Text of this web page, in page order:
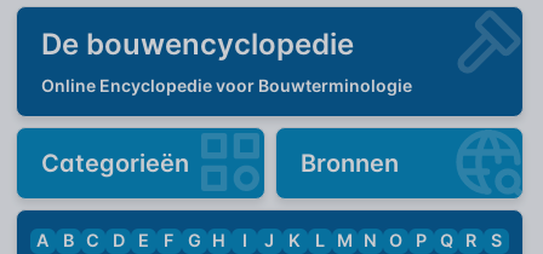
De bouwencyclopedie
Online Encyclopedie voor Bouwterminologie
Categorieën Bronnen
A B C D E F G H I J K L M N O P Q R
S